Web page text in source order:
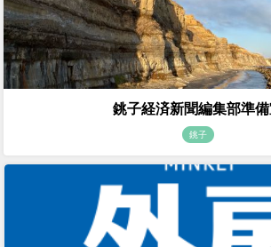
銚子経済新聞編集部準
銚子